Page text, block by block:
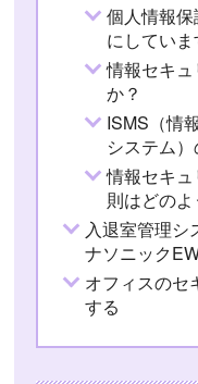
個人情報
にしていま
情報セキ
か？
ISMS（情
システム
情報セキ
則はどの
入退室管理シ
ナソニック
オフィスのセ
する